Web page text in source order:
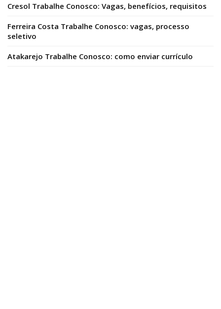
Cresol Trabalhe Conosco: Vagas, benefícios, requisitos
Ferreira Costa Trabalhe Conosco: vagas, processo
seletivo
Atakarejo Trabalhe Conosco: como enviar currículo